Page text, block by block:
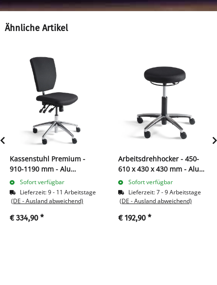
Ähnliche Artikel
Kassenstuhl Premium -
910-1190 mm - Alu
Fußkreuz 219014
Sofort verfügbar
Lieferzeit:9 - 11 Arbeitstage
(DE - Ausland abweichend)
€ 334,90 *
Arbeitsdrehhocker - 450-
610 x 430 x 430 mm - Alu
Fußkreuz 219006
Sofort verfügbar
Lieferzeit:7 - 9 Arbeitstage
(DE - Ausland abweichend)
€ 192,90 *